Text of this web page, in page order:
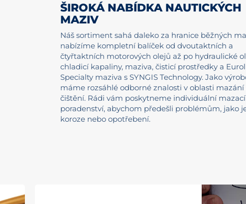
ŠIROKÁ NABÍDKA NAUTICKÝCH
MAZIV
Náš sortiment sahá daleko za hranice běžných
nabízíme kompletní balíček od dvoutaktních a
čtyřtaktních motorových olejů až po hydraulické
chladicí kapaliny, maziva, čisticí prostředky a Eurol
Specialty maziva s SYNGIS Technology. Jako
máme rozsáhlé odborné znalosti v oblasti mazání
čištění. Rádi vám poskytneme individuální mazací
poradenství, abychom předešli problémům, jako
koroze nebo opotřebení.